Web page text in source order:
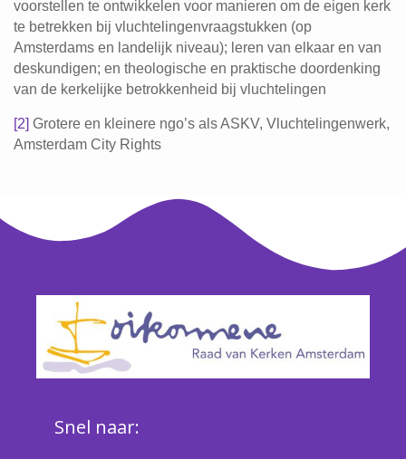
voorstellen te ontwikkelen voor manieren om de eigen kerk
te betrekken bij vluchtelingenvraagstukken (op
Amsterdams en landelijk niveau); leren van elkaar en van
deskundigen; en theologische en praktische doordenking
van de kerkelijke betrokkenheid bij vluchtelingen
[2] Grotere en kleinere ngo’s als ASKV, Vluchtelingenwerk,
Amsterdam City Rights
Snel naar: